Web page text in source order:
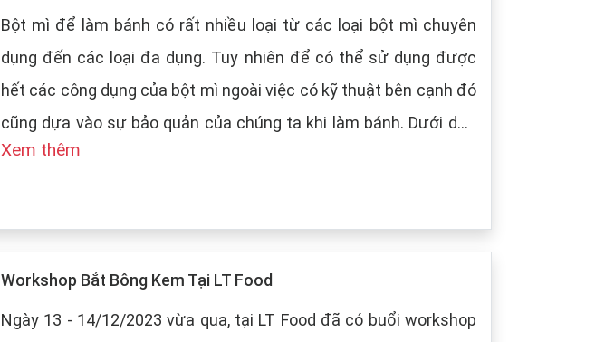
Bột mì để làm bánh có rất nhiều loại từ các loại bột mì chuyên
dụng đến các loại đa dụng. Tuy nhiên để có thể sử dụng được
hết các công dụng của bột mì ngoài việc có kỹ thuật bên cạnh đó
cũng dựa vào sự bảo quản của chúng ta khi làm bánh. Dưới dây,
LT Food sẽ đưa ra những cách bảo quản chung cho các loại bột
Xem thêm
Workshop Bắt Bông Kem Tại LT Food
Ngày 13 - 14/12/2023 vừa qua, tại LT Food đã có buổi workshop